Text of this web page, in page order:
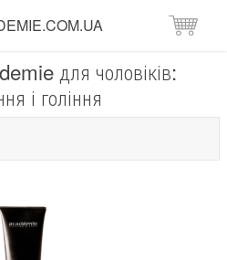
для чоловіків:
і гоління